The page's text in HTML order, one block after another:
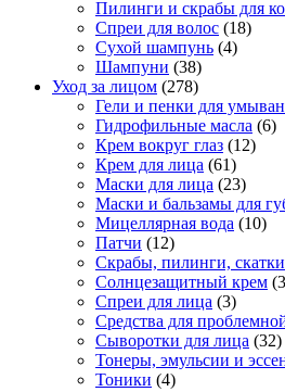
Пилинги и скрабы для
Спреи для волос (18)
Сухой шампунь (4)
Шампуни (38)
Уход за лицом (278)
Гели и пенки для
Гидрофильные масла (6)
Крем вокруг глаз (12)
Крем для лица (61)
Маски для лица (23)
Маски и бальзамы для
Мицеллярная вода (10)
Патчи (12)
Скрабы, пилинги, скатки
Солнцезащитный крем
Спреи для лица (3)
Средства для
Сыворотки для лица (32)
Тонеры, эмульсии и
Тоники (4)